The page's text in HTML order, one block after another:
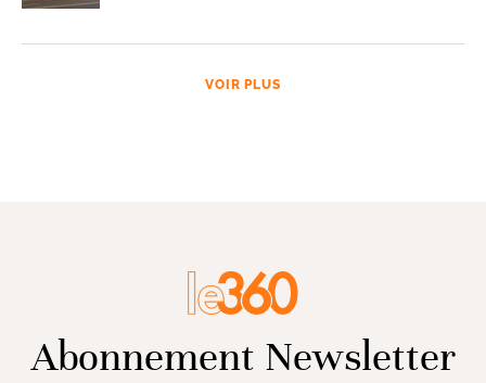
VOIR PLUS
Abonnement Newsletter